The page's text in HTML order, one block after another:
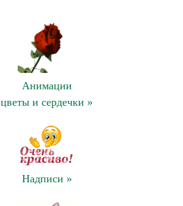
Анимации
цветы и сердечки »
Надписи »